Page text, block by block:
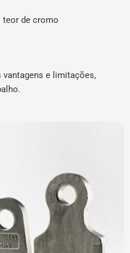
teor de cromo
e limitações,